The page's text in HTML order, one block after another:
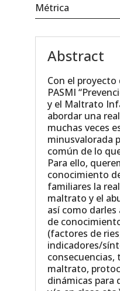
Métrica
Abstract
Con el
PASMI
y el Maltrato
abordar una
muchas veces
minusvalorada
común de lo
Para ello,
conocimiento
familiares la
maltrato y el
así como
de
(factores de
indicadores/
consecuencias,
maltrato,
dinámicas para